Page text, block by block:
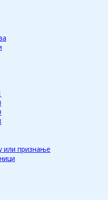
или признање